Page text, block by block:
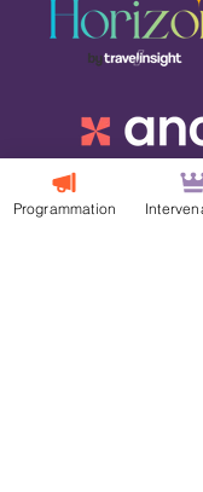
Programmation